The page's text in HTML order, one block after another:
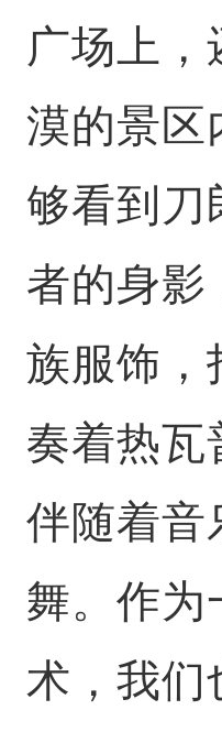
广场上，
漠的景区
够看到刀
者的身影
族服饰，
奏着热瓦
伴随着音
舞。作为
术，我们